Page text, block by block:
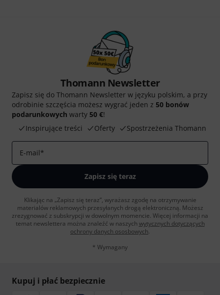
Thomann Newsletter
Zapisz się do Thomann Newsletter w języku polskim, a przy
odrobinie szczęścia możesz wygrać jeden z 50 bonów
podarunkowych warty 50 €!
Inspirujące treści
Oferty Spostrzeżenia Thomann
E-mail*
Zapisz się teraz
Klikając na „Zapisz się teraz”, wyrażasz zgodę na otrzymywanie
materialów reklamowych przesyłanych drogą elektroniczną. Możesz
zrezygnować z subskrypcji w dowolnym momencie. Więcej informacji na
temat newslettera można znaleźć w naszych wytycznych dotyczących
ochrony danych ososbowych.
* Wymagany
Kupuj i płać bezpiecznie